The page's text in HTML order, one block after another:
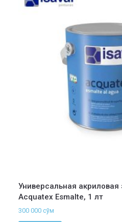
Универсальная акриловая
Acquatex Esmalte, 1 лт
300 000 сўм